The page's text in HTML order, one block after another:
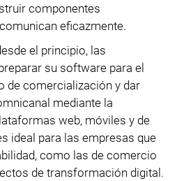
componentes
eficazmente.
el principio, las
su software para el
de comercialización y dar
mediante la
web, móviles y de
ideal para las empresas que
como las de comercio
de transformación digital.